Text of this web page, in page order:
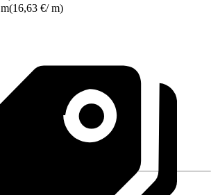
(16,63 €/ m)